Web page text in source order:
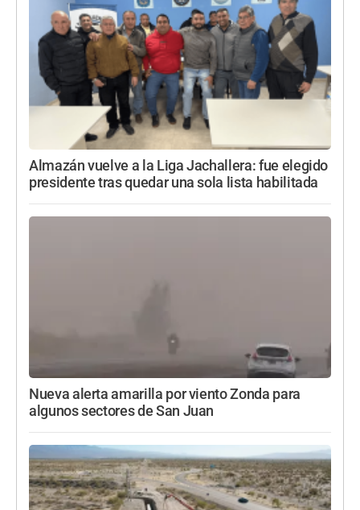
Almazán vuelve a la Liga Jachallera: fue elegido
presidente tras quedar una sola lista habilitada
Nueva alerta amarilla por viento Zonda para
algunos sectores de San Juan